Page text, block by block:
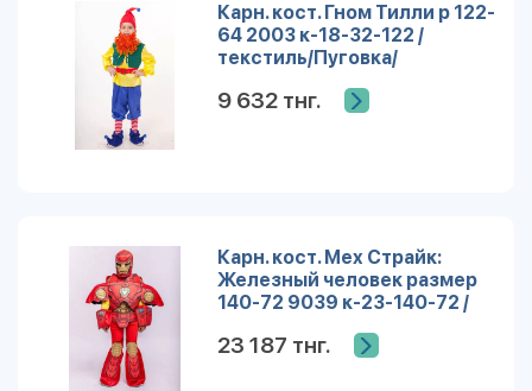
Карн. кост. Гном Тилли р 122-
64 2003 к-18-32-122 /
текстиль/Пуговка/
9 632 тнг.
Карн. кост. Мех Страйк:
Железный человек размер
140-72 9039 к-23-140-72 /
23 187 тнг.